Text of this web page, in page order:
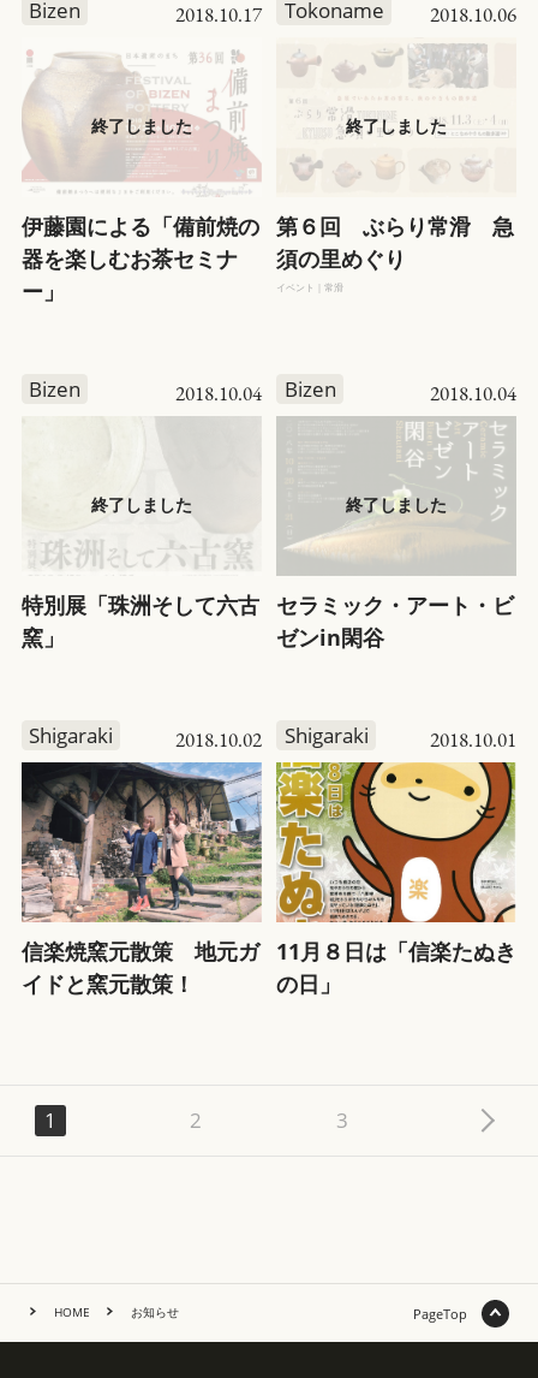
Bizen 2018.10.17
伊藤園による「備前焼の
器を楽しむお茶セミナ
ー」
Tokoname 2018.10.06
第６回 ぶらり常滑 急
須の里めぐり
イベント｜常滑
Bizen 2018.10.04
特別展「珠洲そして六古
窯」
Bizen 2018.10.04
セラミック・アート・ビ
ゼンin閑谷
Shigaraki 2018.10.02
信楽焼窯元散策 地元ガ
イドと窯元散策！
Shigaraki 2018.10.01
11月８日は「信楽たぬき
の日」
1 2 3
HOME お知らせ PageTop